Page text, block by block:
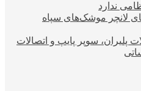
ندارد
لانچر موشک‌های سپاه
پلیران، سوپر پایپ و اتصالات